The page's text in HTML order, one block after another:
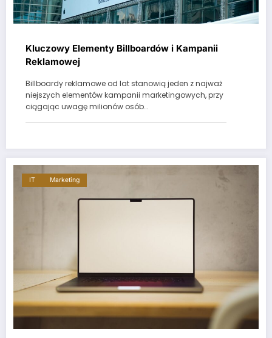
Kluczowy Elementy Billboardów i Kampanii
Reklamowej
Billboardy reklamowe od lat stanowią jeden z najważ
niejszych elementów kampanii marketingowych, przy
ciągając uwagę milionów osób…
IT Marketing